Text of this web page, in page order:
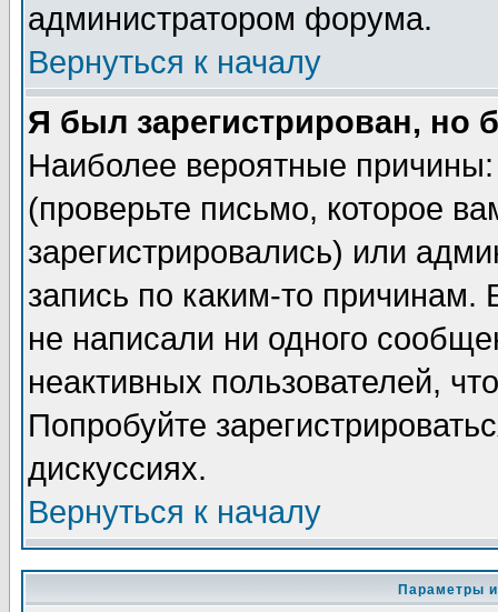
администратором форума.
Вернуться к началу
Я был зарегистрирован, но
Наиболее вероятные
(проверьте письмо, которое
зарегистрировались) или
запись по каким-то
не написали ни одного
неактивных пользователей,
Попробуйте
дискуссиях.
Вернуться к началу
Параметры